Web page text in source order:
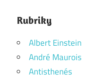
Rubriky
Albert Einstein
André Maurois
Antisthenés